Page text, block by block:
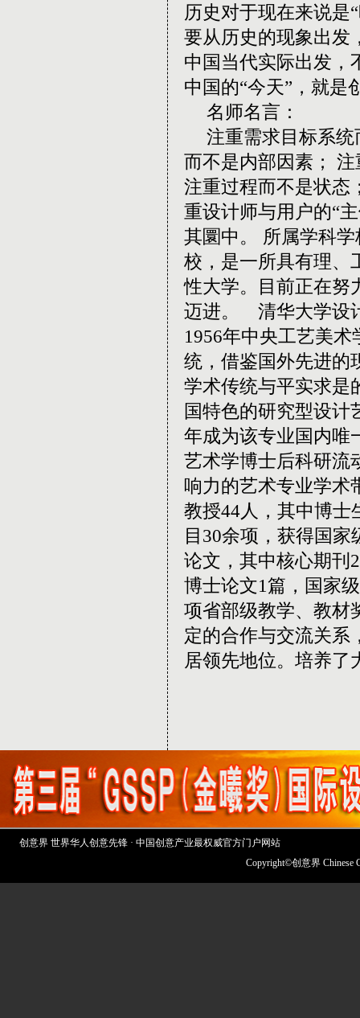
历史对于现在来说是“
要从历史的现象出发
中国当代实际出发，
中国的“今天” ，就是
名师名言：
注重需求目标系
而不是内部因素；
注
注重过程而不是状态
重设计师与用户的“
其圜中。
所属学科
校，是一所具有理、
性大学。目前正在努
迈进。 清华大学设
1956年中央工艺美术
统，借鉴国外先进的
学术传统与平实求是
国特色的研究型设计
年成为该专业国内唯
艺术学博士后科研流
响力的艺术专业学术
教授44人，其中博士
目30余项，获得国家
论文，其中核心期刊
博士论文1篇，国家
项省部级教学、教材
定的合作与交流关系
居领先地位。培养了
创意界 世界华人创意先锋 · 中国创意产业最权威官方门户网站
Copyright©创意界